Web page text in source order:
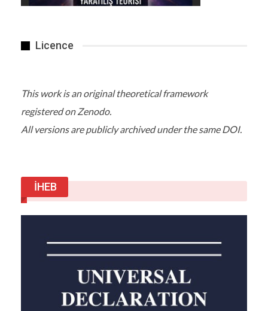
Licence
This work is an original theoretical framework
registered on Zenodo.
All versions are publicly archived under the same DOI.
İHEB